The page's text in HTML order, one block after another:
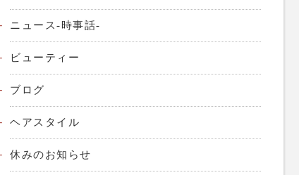
ニュース-時事話-
ビューティー
ブログ
ヘアスタイル
休みのお知らせ